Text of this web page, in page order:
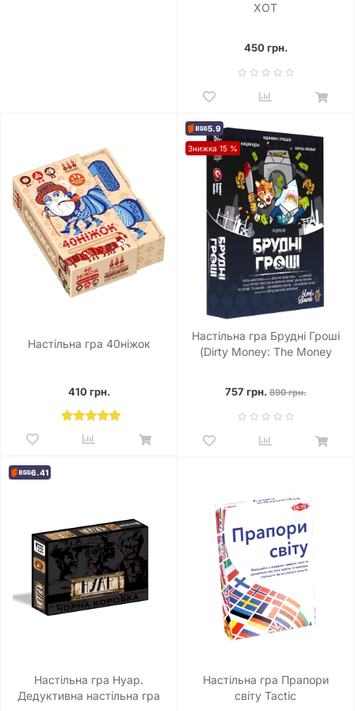
ХОТ
450 грн.
Настільна гра 40ніжок
410 грн.
5.9
Знижка 15 %
Настільна гра Брудні Гроші
(Dirty Money: The Money
757 грн. 890 грн.
6.41
Настільна гра Нуар.
Дедуктивна настільна гра
Настільна гра Прапори
світу Tactic